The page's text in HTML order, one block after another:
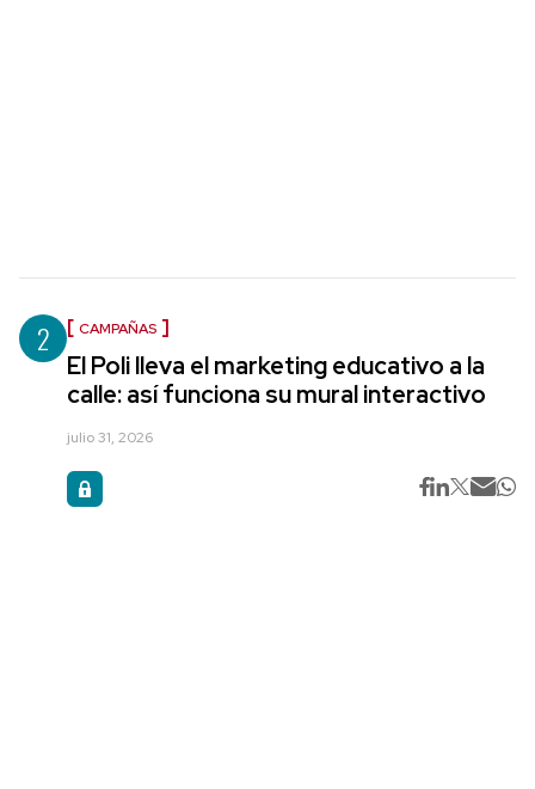
2 CAMPAÑAS
El Poli lleva el marketing educativo a la
calle: así funciona su mural interactivo
julio 31, 2026